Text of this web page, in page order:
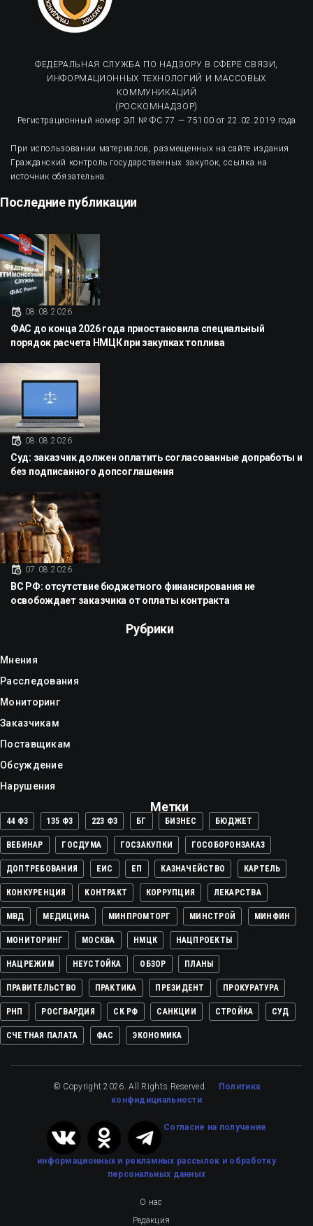
ФЕДЕРАЛЬНАЯ СЛУЖБА ПО НАДЗОРУ В СФЕРЕ СВЯЗИ,
ИНФОРМАЦИОННЫХ ТЕХНОЛОГИЙ И МАССОВЫХ
КОММУНИКАЦИЙ
(РОСКОМНАДЗОР)
Регистрационный номер ЭЛ № ФС 77 — 75100 от 22.02.2019 года
При использовании материалов, размещенных на сайте издания
Гражданский контроль государственных закупок, ссылка на
источник обязательна.
Последние публикации
08.08.2026
ФАС до конца 2026 года приостановила специальный
порядок расчета НМЦК при закупках топлива
08.08.2026
Суд: заказчик должен оплатить согласованные допработы и
без подписанного допсоглашения
07.08.2026
ВС РФ: отсутствие бюджетного финансирования не
освобождает заказчика от оплаты контракта
Рубрики
Мнения
Расследования
Мониторинг
Заказчикам
Поставщикам
Обсуждение
Нарушения
Метки
44 ФЗ 135 ФЗ 223 ФЗ БГ БИЗНЕС БЮДЖЕТ
ВЕБИНАР ГОСДУМА ГОСЗАКУПКИ ГОСОБОРОНЗАКАЗ
ДОПТРЕБОВАНИЯ ЕИС ЕП КАЗНАЧЕЙСТВО КАРТЕЛЬ
КОНКУРЕНЦИЯ КОНТРАКТ КОРРУПЦИЯ ЛЕКАРСТВА
МВД МЕДИЦИНА МИНПРОМТОРГ МИНСТРОЙ МИНФИН
МОНИТОРИНГ МОСКВА НМЦК НАЦПРОЕКТЫ
НАЦРЕЖИМ НЕУСТОЙКА ОБЗОР ПЛАНЫ
ПРАВИТЕЛЬСТВО ПРАКТИКА ПРЕЗИДЕНТ ПРОКУРАТУРА
РНП РОСГВАРДИЯ СК РФ САНКЦИИ СТРОЙКА СУД
СЧЕТНАЯ ПАЛАТА ФАС ЭКОНОМИКА
© Copyright 2026. All Rights Reserved. Политика
конфидициальности
Cогласие на получение
информационных и рекламных рассылок и обработку
персональных данных
О нас
Редакция